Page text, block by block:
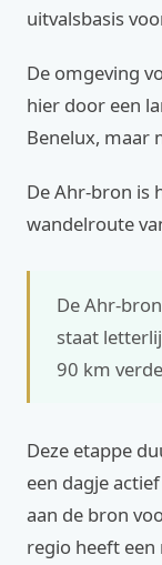
uitvalsbasis
De omgeving
hier door een
Benelux, maar
De Ahr-bron is
wandelroute
De Ahr-
staat
90 km
Deze etappe
een dagje
aan de bron
regio heeft een